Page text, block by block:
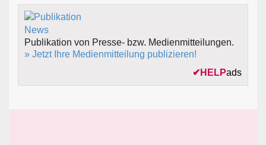
Publikation von Presse- bzw. Medienmitteilungen.
» Jetzt Ihre Medienmitteilung publizieren!
✔ HELPads